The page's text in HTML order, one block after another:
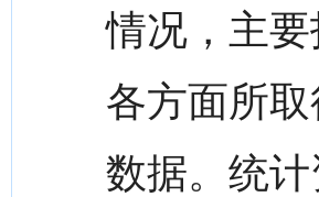
情况，主
各方面所
数据。统